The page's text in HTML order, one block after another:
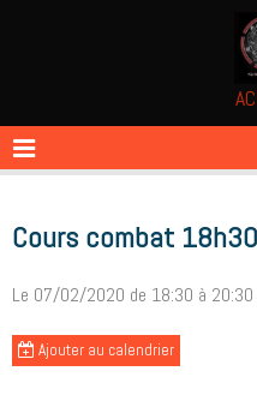
Cours combat
Le 07/02/2020 de 18:30 à 20:30
Ajouter au calendrier